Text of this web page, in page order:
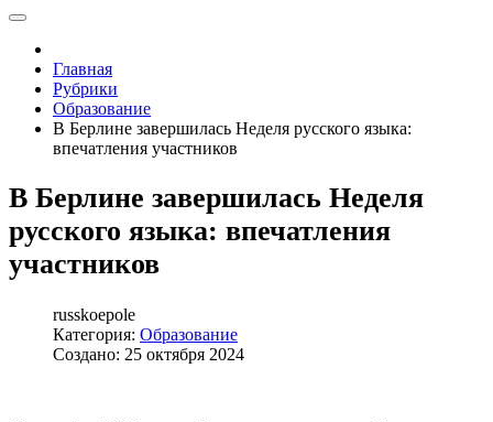
Главная
Рубрики
Образование
В Берлине завершилась Неделя русского языка:
впечатления участников
В Берлине завершилась Неделя
русского языка: впечатления
участников
russkoepole
Категория: Образование
Создано: 25 октября 2024